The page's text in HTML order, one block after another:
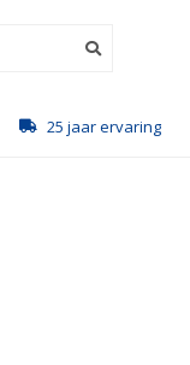
25 jaar ervaring